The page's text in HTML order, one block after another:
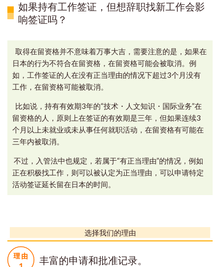
如果持有工作签证，但想辞职找新工作会影
响签证吗？
取得在留资格并不意味着万事大吉， 需要注意的是，如果在
日本的行为不符合在留资格 ，在留资格可能会被取消。 例
如，工作签证的人在没有正当理由的情况下超过3个月没有
工作， 在留资格可能被取消。
比如说 ，持有有效期3年的“技术・人文知识・国际业务”在
留资格的人， 原则上在签证的有效期是三年， 但如果连续3
个月以上未就业或未从事任何就职活动，在留资格有可能在
三年内被取消。
不过，入管法中也规定，若属于“有正当理由”的情况， 例如
正在积极找工作， 则可以被认定为正当理由，可以申请特定
活动签证延长留在日本的时间。
选择我们的理由
丰富的申请和批准记录。